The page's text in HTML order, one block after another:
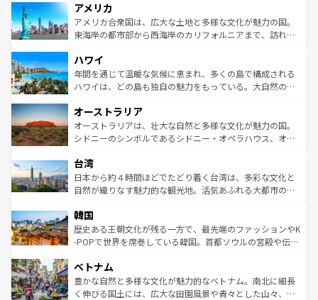
ンツ一覧を参照してほしい。
の建物がそのまま残る町や、スイスならではのユニークな
博物館もあり、アルプス観光だけでなく町歩きも満喫する
ことができる。国民の所得が高いため物価も高いが、旅行
ば市内交通費無料で観光を楽しむこともできる。 なお、新
着のスイス情報はコンテンツ一覧 を参照してほしい。
アメリカ
アメリカ合衆国は、広大な土地と多様な文化が魅力の国。
東海岸の都市部から西海岸のカリフォルニアまで、訪れる
のような巨大都市は、観光、ショッピング、エンターテイ
ンメントが詰まった刺激的なスポットだ。一方、アメリカ
西部には大自然が広がり、グランドキャニオンやイエロー
部のニューオーリンズでは、音楽と美食が融合した独特の
文化が魅力。旅行者はアメリカの各地域で異なる魅力を楽
しみながら、その多様性と豊かな歴史を感じることができ
ならではの贅沢な旅のスタイルだ。 なお、新着のアメリカ
情報はコンテンツ一覧を参照してほしい。
ハワイ
年間を通じて温暖な気候に恵まれ、多くの島で構成される
ハワイは、どの島も独自の魅力をもっている。大自然の神
ワイ島は見逃せない。また、定番の観光地といえばオアフ
島だが、静かな自然を求めるならマウイ島やカウアイ島が
おすすめ。エメラルドグリーンに輝く海をはじめ、豊かな
れるおもてなしの心で訪れる人々を迎えてくれるハワイの
人々、おいしいローカルフードやハワイアンミュージッ
ク、伝統的なフラダンスなど、すべてがハワイの魅力を彩
ワイを、存分に味わってほしい。 なお、新着のハワイ情報
はコンテンツ一覧を参照してほしい。
オーストラリア
オーストラリアは、壮大な自然と多様な文化が魅力の国。
シドニーのシンボルであるシドニー・オペラハウス、オー
リアリーフや大陸中央部にそびえるウルル（エアーズロッ
ク）、タスマニアの美しい原生林やケアンズの熱帯雨林な
ど、見どころがたくさん。また、カフェやワイン、オージ
いる。アクティビティも充実しており、サーフィンやダイ
ビング、ハイキングなど、アウトドア好きにはたまらな
い。オーストラリアの多彩な魅力を存分に味わいつくそ
参照してほしい。
台湾
日本から約４時間ほどでたどり着く台湾は、多彩な文化と
自然が織りなす魅力的な観光地。活気あふれる大都市の台
ン）、静ひつな山岳地帯である台湾東部など、都市の喧騒
と山間の静けさが共存しており、訪れる人に新しい発見と
驚きをもたらしてくれる。また、奥深い台湾の食文化も魅
容にもいいと評判のスイーツなど、バラエティ豊かな料理
が味わえる。 なお、新着の台湾情報は コンテンツ一覧を参
照してほしい。
韓国
歴史ある王朝文化が残る一方で、最先端のファッションやK
-POPで世界を席巻している韓国。首都ソウルの宮殿や伝統
き、地方に足を延ばせば四季折々の自然美を楽しむことが
できる。そして、キムチや焼肉、絶品のストリートフード
まで、さまざまな韓国料理が待っている。夜には、韓国な
ベトナム
豊かな自然と多様な文化が魅力的なベトナム。南北に細長
く伸びる国土には、広大な田園風景や青々とした山々、世